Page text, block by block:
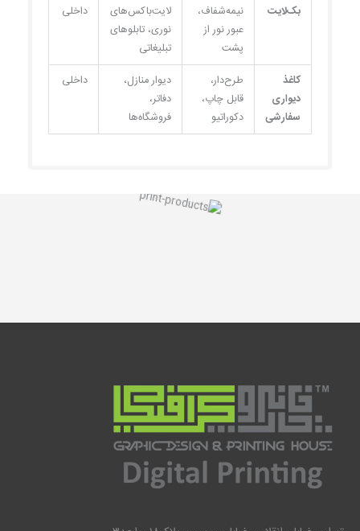
بک‌لایت
نیمه‌شفاف،
عبور نور از
پشت
لایت‌باکس‌های
نوری، تابلوهای
تبلیغاتی
داخلی
کاغذ
دیواری
سفارشی
طرح‌دار،
قابل چاپ،
دکوراتیو
دیوار منازل،
دفاتر،
فروشگاه‌ها
داخلی